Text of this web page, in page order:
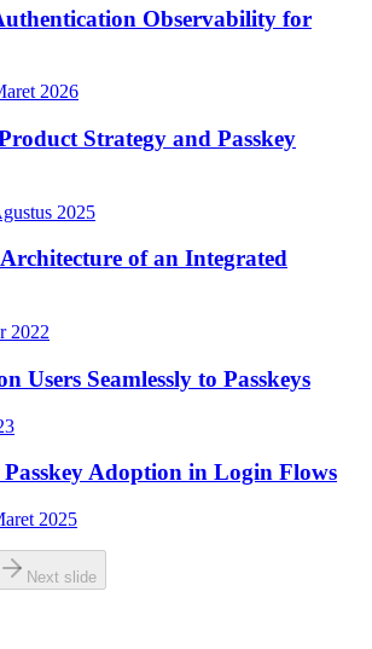
Observability for
2026
Strategy and Passkey
2025
of an Integrated
2022
Users Seamlessly to Passkeys
Adoption in Login Flows
2025
Next slide